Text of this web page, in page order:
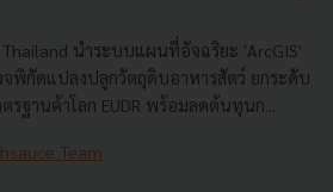
นำระบบแผนที่อัจฉริยะ 'ArcGIS'
จพิกัดแปลงปลูกวัตถุดิบอาหารสัตว์ ยกระดับ
รฐานค้าโลก EUDR พร้อมลดต้นทุนก...
Team